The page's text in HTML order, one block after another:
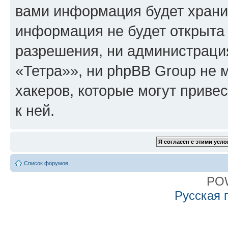
вами информация будет
информация не будет
разрешения, ни
«Тетра»», ни phpBB Group не
хакеров, которые могут
к ней.
Список форумов
Русская